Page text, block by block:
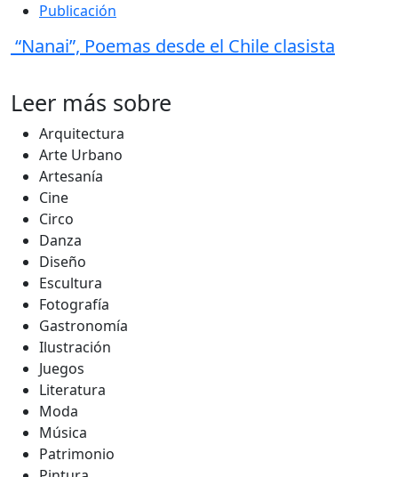
Publicación
“Nanai”, Poemas desde el Chile clasista
Leer más sobre
Arquitectura
Arte Urbano
Artesanía
Cine
Circo
Danza
Diseño
Escultura
Fotografía
Gastronomía
Ilustración
Juegos
Literatura
Moda
Música
Patrimonio